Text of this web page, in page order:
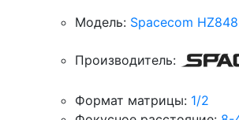
Модель: Spacecom
Производитель:
Формат матрицы: 1/2